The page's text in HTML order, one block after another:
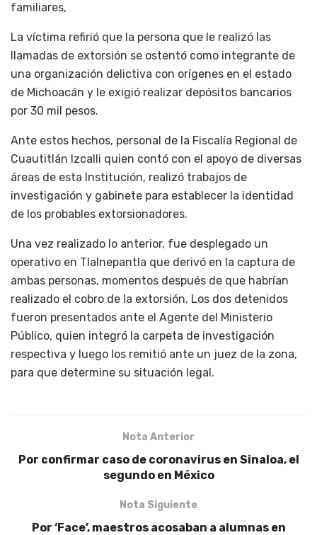
familiares,
La víctima refirió que la persona que le realizó las
llamadas de extorsión se ostentó como integrante de
una organización delictiva con orígenes en el estado
de Michoacán y le exigió realizar depósitos bancarios
por 30 mil pesos.
Ante estos hechos, personal de la Fiscalía Regional de
Cuautitlán Izcalli quien contó con el apoyo de diversas
áreas de esta Institución, realizó trabajos de
investigación y gabinete para establecer la identidad
de los probables extorsionadores.
Una vez realizado lo anterior, fue desplegado un
operativo en Tlalnepantla que derivó en la captura de
ambas personas, momentos después de que habrían
realizado el cobro de la extorsión. Los dos detenidos
fueron presentados ante el Agente del Ministerio
Público, quien integró la carpeta de investigación
respectiva y luego los remitió ante un juez de la zona,
para que determine su situación legal.
Nota Anterior
Por confirmar caso de coronavirus en Sinaloa, el
segundo en México
Nota Siguiente
Por ‘Face’, maestros acosaban a alumnas en